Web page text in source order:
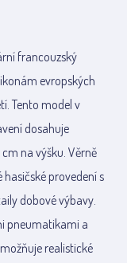
francouzský
evropských
Tento model v
dosahuje
na výšku. Věrně
provedení s
dobové výbavy.
pneumatikami a
realistické